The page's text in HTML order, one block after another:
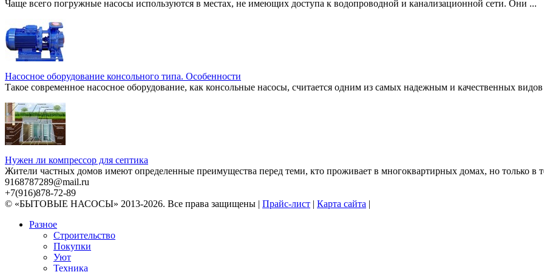
Чаще всего погружные насосы используются в местах, не имеющих доступа к водопроводной и канализационной сети. Они ...
Насосное оборудование консольного типа. Особенности
Такое современное насосное оборудование, как консольные насосы, считается одним из самых надежным и качественных видов
Нужен ли компрессор для септика
Жители частных домов имеют определенные преимущества перед теми, кто проживает в многоквартирных домах, но только в
9168787289@mail.ru
+7(916)878-72-89
© «БЫТОВЫЕ НАСОСЫ» 2013-2026. Все права защищены | Прайс-лист | Карта сайта |
Разное
Строительство
Покупки
Уют
Техника